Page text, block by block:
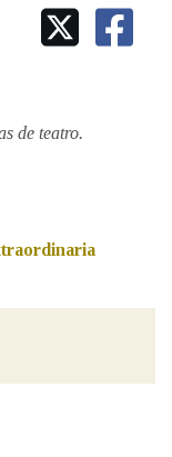
ADALID
LETRAS
de teatro.